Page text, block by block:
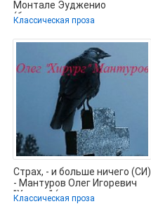
Монтале Эудженио
(бесплатные серии книг
Классическая проза
Страх, - и больше ничего (СИ)
- Мантуров Олег Игоревич
"Хирург" (читать книги
Классическая проза